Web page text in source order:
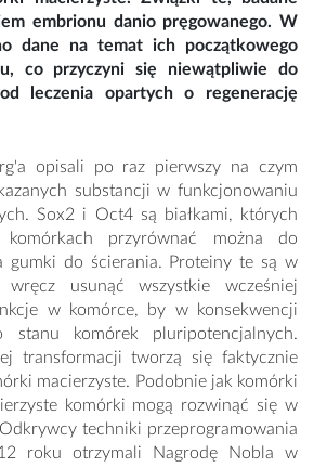
embrionu danio pręgowanego. W
dane na temat ich początkowego
co przyczyni się niewątpliwie do
leczenia opartych o regenerację
opisali po raz pierwszy na czym
substancji w funkcjonowaniu
Sox2 i Oct4 są białkami, których
przyrównać można do
gumki do ścierania. Proteiny te są w
wręcz usunąć wszystkie wcześniej
w komórce, by w konsekwencji
komórek pluripotencjalnych.
transformacji tworzą się faktycznie
macierzyste. Podobnie jak komórki
komórki mogą rozwinąć się w
techniki przeprogramowania
roku otrzymali Nagrodę Nobla w